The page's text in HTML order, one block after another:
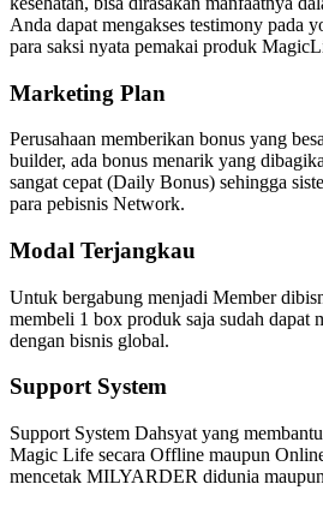
Anda dapat mengakses testimony pada
para saksi nyata pemakai produk
Marketing Plan
Perusahaan memberikan bonus yang
builder, ada bonus menarik yang
sangat cepat (Daily Bonus) sehingga
para pebisnis Network.
Modal Terjangkau
Untuk bergabung menjadi Member
membeli 1 box produk saja sudah dapat
dengan bisnis global.
Support System
Support System Dahsyat yang
Magic Life secara Offline maupun
mencetak MILYARDER didunia